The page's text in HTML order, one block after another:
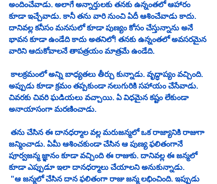
అందించేవాడు. అలాగే అన్నార్తులకు తనకు ఉన్నంతలో ఆహారం
కూడా ఇచ్చేవాడు. కానీ తను వారి నుంచి ఏదీ ఆశించేవాడు కాదు.
దానివల్ల కనీసం మనసులో కూడా పుణ్యం కోసం చేస్తున్నాను అనే
భావన కూడా ఉండేది కాదు అతనిలో! తనకు ఉన్నంతలో అవసరమైన
వారిని ఆదుకోవాలనే తాపత్రయం మాత్రమే ఉండేది.
కాలక్రమంలో అన్ని బాధ్యతలు తీర్చు కున్నాడు. వృద్ధాప్యం వచ్చింది.
అప్పుడు కూడా క్రమం తప్పకుండా నలుగురికి సహాయం చేసేవాడు.
చివరకు చివరి ఘడియలు వచ్చాయి. ఏ విధమైన కష్టం లేకుండా
అనాయాసంగా మరణించాడు.
తను చేసిన ఈ దానధర్మాల వల్ల మరుజన్మలో ఒక రాజ్యానికి రాజుగా
జన్మించాడు. ఏమీ ఆశించకుండా చేసిన ఆ పుణ్య ఫలితంగానే
పూర్వజన్మ జ్ఞానం కూడా వచ్చింది ఈ రాజుకు. దానివల్ల ఈ జన్మలో
కూడా ఎప్పుడూ ఇలా దానధర్మాలు చేయాలని అనుకున్నాడు.
"ఆ జన్మలో చేసిన దాన ఫలితంగా రాజు జన్మ లభించింది. ఇప్పుడు